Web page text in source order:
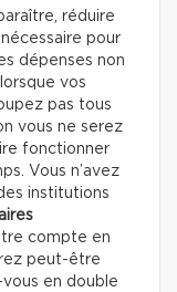
réduire
pour
dépenses non
vos
pas tous
vous ne serez
fonctionner
Vous n’avez
institutions
compte en
peut-être
en double